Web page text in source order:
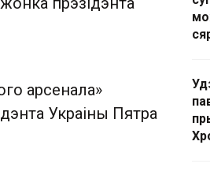
арсенала»
Украіны Пятра